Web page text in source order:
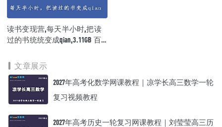
读书变现营,每天半小时,把读
过的书统统变成qian,3.11GB 百
文章展示
2027年高考化数学网课教程｜凉学长高三数学一轮
复习视频教程
2027年高考历史一轮复习网课教程｜刘莹莹高三历